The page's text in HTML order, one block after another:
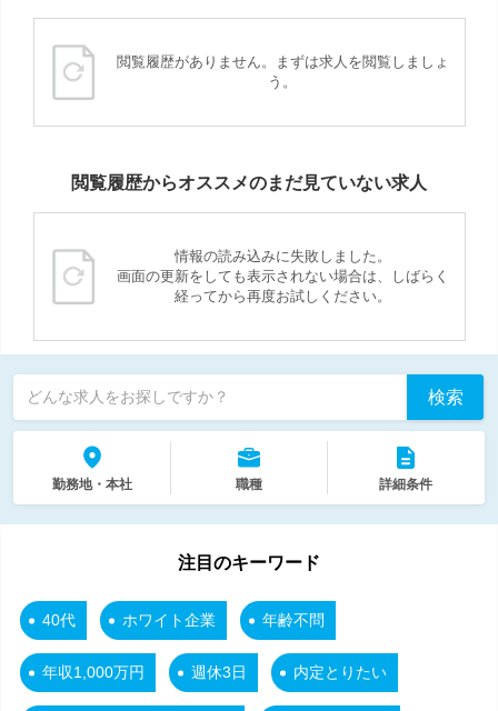
閲覧履歴がありません。まずは求人を閲覧しましょ
う。
閲覧履歴からオススメのまだ見ていない求人
情報の読み込みに失敗しました。
画面の更新をしても表示されない場合は、しばらく
経ってから再度お試しください。
どんな求人をお探しですか？ 検索
勤務地・本社 職種 詳細条件
注目のキーワード
40代 ホワイト企業 年齢不問
年収1,000万円 週休3日 内定とりたい